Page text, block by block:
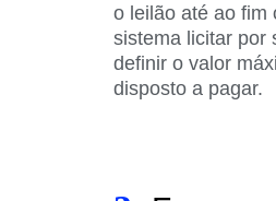
o leilão até ao fim
sistema licitar por
definir o valor
disposto a pagar.